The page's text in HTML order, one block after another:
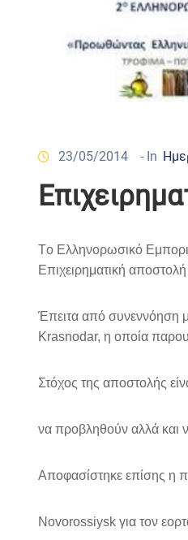
23/05/2014 - In
Tο Ελληνορωσικό
Επιχειρηματική
Έπειτα από συνεννόηση
Krasnodar, η οποία
Στόχος της αποστολής
να προβληθούν αλλά και
Αποφασίστηκε επίσης η
Novorossiysk για τον